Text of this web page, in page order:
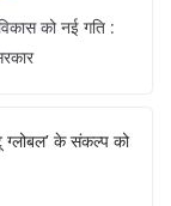
arको नई गति :
ग्लोबल’ के संकल्प को